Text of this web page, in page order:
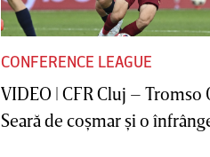
CONFERENCE LEAGUE
VIDEO | CFR Cluj – Tromso
Seară de coşmar şi o